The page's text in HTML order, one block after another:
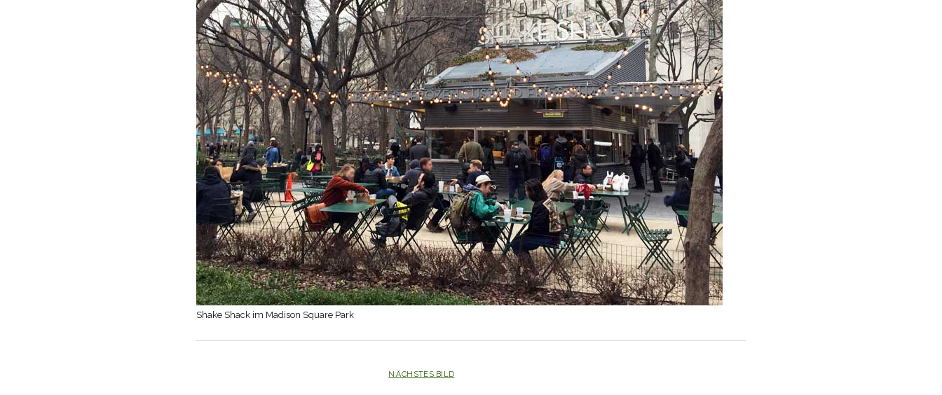
Shake Shack im Madison Square Park
NÄCHSTES BILD